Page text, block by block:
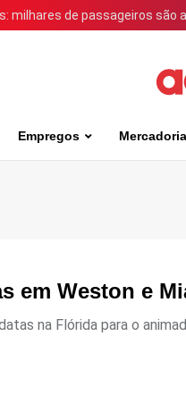
milhares de passageiros
Empregos
em Weston e
na Flórida para o